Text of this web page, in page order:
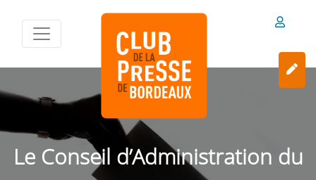
Le Conseil d’Administration du